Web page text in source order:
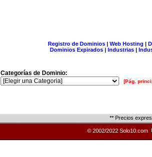
Registro de Dominios| Web Hosting |
Dominios Expirados | Industrias |
Categorías de Dominio:
[Pág.
** Precios
© 2002/2022 Solo10.com